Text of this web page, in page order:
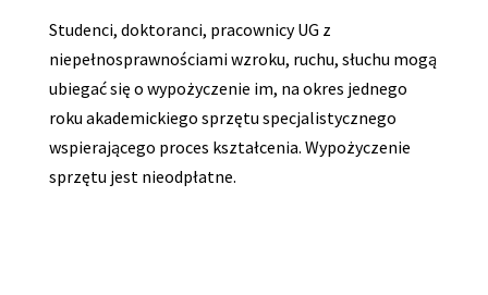
Studenci, doktoranci, pracownicy UG z
niepełnosprawnościami wzroku, ruchu, słuchu mogą
ubiegać się o wypożyczenie im, na okres jednego
roku akademickiego sprzętu specjalistycznego
wspierającego proces kształcenia. Wypożyczenie
sprzętu jest nieodpłatne.